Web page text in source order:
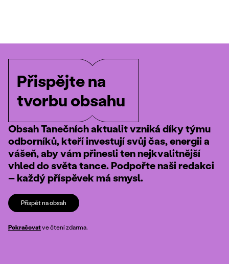
Přispějte na
tvorbu obsahu
Obsah Tanečních aktualit vzniká díky týmu
odborníků, kteří investují svůj čas, energii a
vášeň, aby vám přinesli ten nejkvalitnější
vhled do světa tance. Podpořte naši redakci
– každý příspěvek má smysl.
Přispět na obsah
Pokračovatve čtení zdarma.